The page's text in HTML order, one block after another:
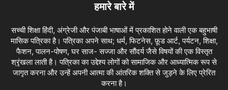
हमारे बारे में
सच्ची शिक्षा हिंदी, अंग्रेजी और पंजाबी भाषाओं में प्रकाशित होने वाली एक बहुभाषी
मासिक पत्रिका है। पत्रिका अपने साथ; धर्म, फिटनेस, फ़ूड आर्ट, पर्यटन, शिक्षा,
फैशन, पालन-पोषण, घर साज- सज्जा और सौंदर्य जैसे विषयों की एक विस्तृत
श्रृंखला लाती है। पत्रिका का उद्देश्य लोगों को सामाजिक और आध्यात्मिक रूप से
जागृत करना और उन्हें अपनी आत्मा की आंतरिक शक्ति से जुड़ने के लिए प्रेरित
करना है।